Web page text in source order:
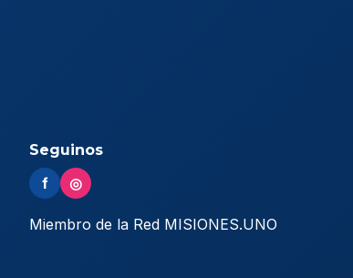
Seguinos
f ◎
Miembro de la Red MISIONES.UNO